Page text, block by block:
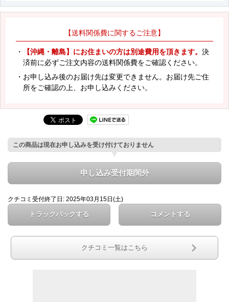
【送料関係費に関するご注意】
・ 【沖縄・離島】にお住まいの方は別途費用を頂きます。 決
済前に必ずご注文内容の送料関係費をご確認ください。
・お申し込み後のお届け先は変更できません。お届け先ご住
所をご確認の上、お申し込みください。
この商品は現在お申し込みを受け付けておりません
申し込み受付期間外
クチコミ受付終了日: 2025年03月15日(土)
トラックバックする コメントする
クチコミ一覧はこちら